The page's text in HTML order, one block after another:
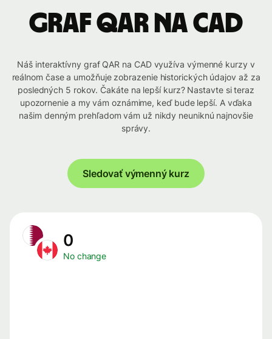
graf QAR na CAD
Náš interaktívny graf QAR na CAD využíva výmenné kurzy v
reálnom čase a umožňuje zobrazenie historických údajov až za
posledných 5 rokov. Čakáte na lepší kurz? Nastavte si teraz
upozornenie a my vám oznámime, keď bude lepší. A vďaka
našim denným prehľadom vám už nikdy neuniknú najnovšie
správy.
Sledovať výmenný kurz
0
No change